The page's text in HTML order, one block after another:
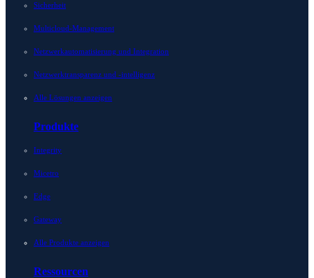
Sicherheit
Multicloud-Management
Netzwerkautomatisierung und Integration
Netzwerktransparenz und -intelligenz
Alle Lösungen anzeigen
Produkte
Integrity
Micetro
Edge
Gateway
Alle Produkte anzeigen
Ressourcen